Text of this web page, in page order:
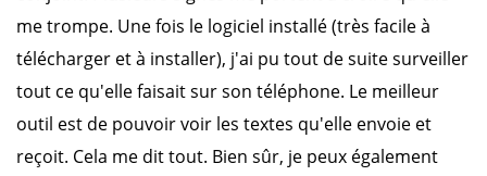
me trompe. Une fois le logiciel installé (très facile à
télécharger et à installer), j'ai pu tout de suite surveiller
tout ce qu'elle faisait sur son téléphone. Le meilleur
outil est de pouvoir voir les textes qu'elle envoie et
reçoit. Cela me dit tout. Bien sûr, je peux également